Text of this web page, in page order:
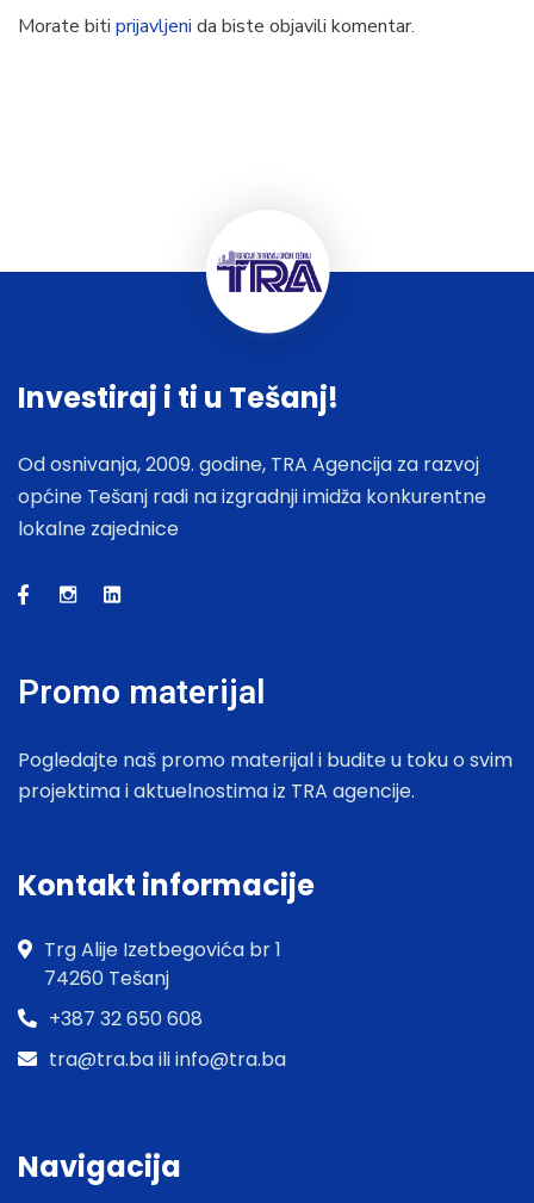
Morate biti prijavljeni da biste objavili komentar.
Investiraj i ti u Tešanj!
Od osnivanja, 2009. godine, TRA Agencija za razvoj
općine Tešanj radi na izgradnji imidža konkurentne
lokalne zajednice
Promo materijal
Pogledajte naš promo materijal i budite u toku o svim
projektima i aktuelnostima iz TRA agencije.
Kontakt informacije
Trg Alije Izetbegovića br 1
74260 Tešanj
+387 32 650 608
tra@tra.ba ili info@tra.ba
Navigacija